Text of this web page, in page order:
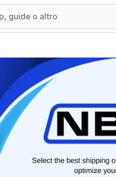
immagini in evidenza